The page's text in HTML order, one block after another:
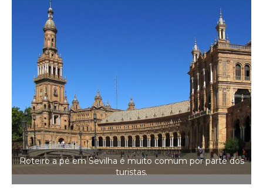
Roteiro a pé em Sevilha é muito comum por parte dos
turistas.